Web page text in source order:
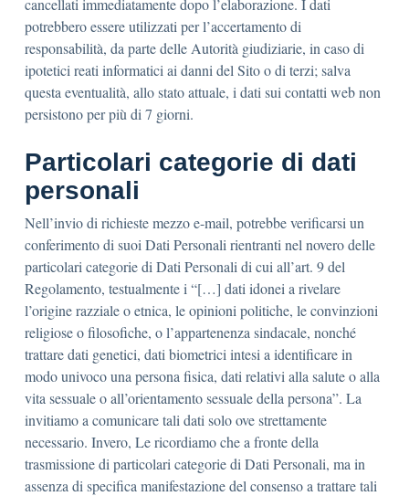
cancellati immediatamente dopo l’elaborazione. I dati
potrebbero essere utilizzati per l’accertamento di
responsabilità, da parte delle Autorità giudiziarie, in caso di
ipotetici reati informatici ai danni del Sito o di terzi; salva
questa eventualità, allo stato attuale, i dati sui contatti web non
persistono per più di 7 giorni.
Particolari categorie di dati
personali
Nell’invio di richieste mezzo e-mail, potrebbe verificarsi un
conferimento di suoi Dati Personali rientranti nel novero delle
particolari categorie di Dati Personali di cui all’art. 9 del
Regolamento, testualmente i “[…] dati idonei a rivelare
l’origine razziale o etnica, le opinioni politiche, le convinzioni
religiose o filosofiche, o l’appartenenza sindacale, nonché
trattare dati genetici, dati biometrici intesi a identificare in
modo univoco una persona fisica, dati relativi alla salute o alla
vita sessuale o all’orientamento sessuale della persona”. La
invitiamo a comunicare tali dati solo ove strettamente
necessario. Invero, Le ricordiamo che a fronte della
trasmissione di particolari categorie di Dati Personali, ma in
assenza di specifica manifestazione del consenso a trattare tali